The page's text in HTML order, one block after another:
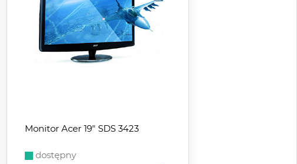
Monitor Acer 19" SDS 3423
dostępny